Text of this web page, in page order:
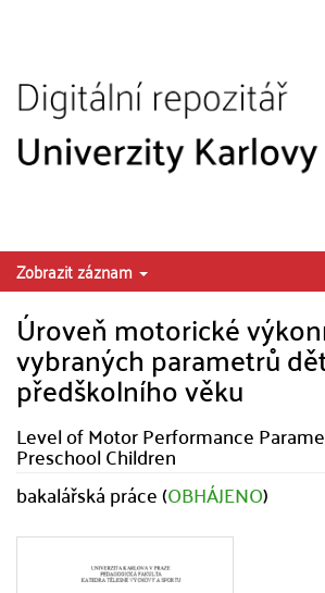
Zobrazit záznam
Úroveň motorické
vybraných parametrů
předškolního věku
Level of Motor Performance
Preschool Children
bakalářská práce (OBHÁJENO)